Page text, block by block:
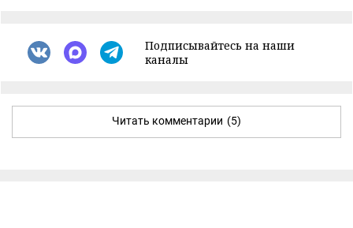
Подписывайтесь на наши
каналы
Читать комментарии (5)